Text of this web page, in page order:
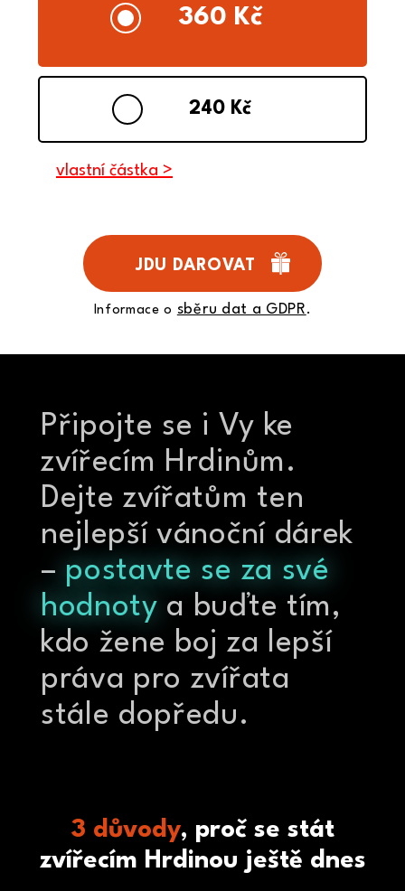
360 Kč
240 Kč
vlastní částka >
Informace o sběru dat a GDPR .
Připojte se i Vy ke
zvířecím Hrdinům.
Dejte zvířatům ten
nejlepší vánoční dárek
– postavte se za své
hodnoty a buďte tím,
kdo žene boj za lepší
práva pro zvířata
stále dopředu.
3 důvody, proč se stát
zvířecím Hrdinou ještě dnes